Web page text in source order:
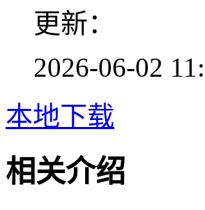
更新：
2026-06-02
本地下载
相关介绍